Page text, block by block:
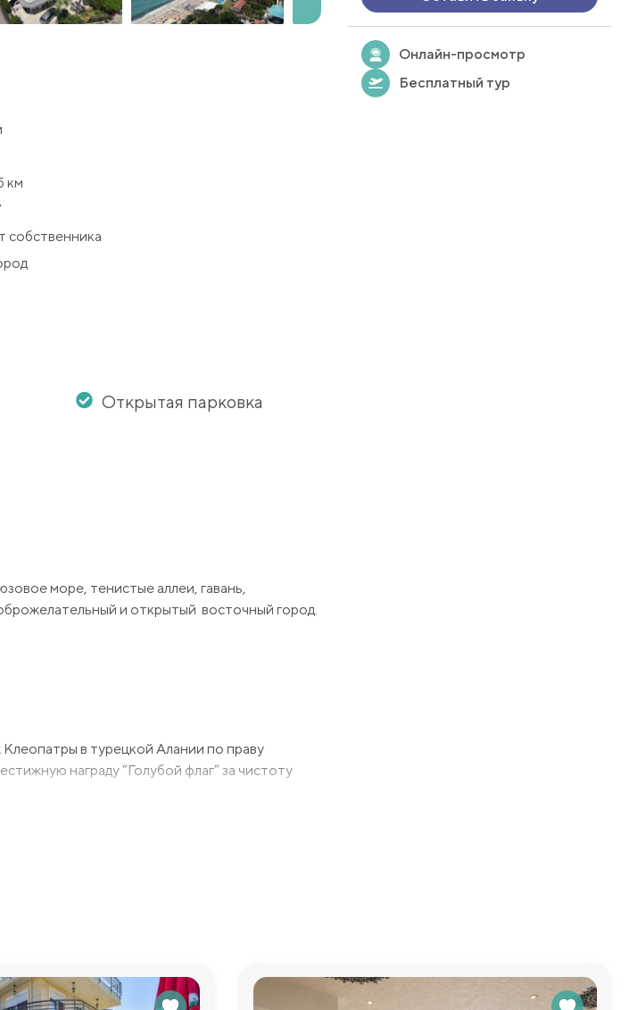
км
собственника
Открытая парковка
море, тенистые аллеи, гавань,
и открытый восточный город.
в турецкой Алании по праву
награду “Голубой флаг” за чистоту
и открытая парковка.
Онлайн-просмотр
Бесплатный тур